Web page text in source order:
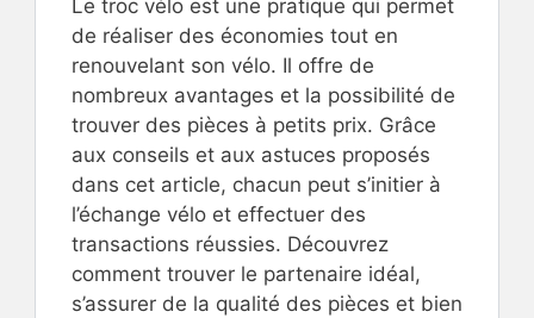
Le troc vélo est une pratique qui permet
de réaliser des économies tout en
renouvelant son vélo. Il offre de
nombreux avantages et la possibilité de
trouver des pièces à petits prix. Grâce
aux conseils et aux astuces proposés
dans cet article, chacun peut s’initier à
l’échange vélo et effectuer des
transactions réussies. Découvrez
comment trouver le partenaire idéal,
s’assurer de la qualité des pièces et bien